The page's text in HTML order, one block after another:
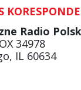
Radio
34978
IL 60634